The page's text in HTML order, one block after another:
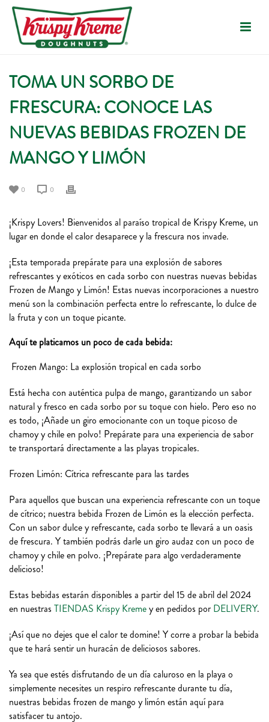
TOMA UN SORBO DE
FRESCURA: CONOCE LAS
NUEVAS BEBIDAS FROZEN DE
MANGO Y LIMÓN
0 0
¡Krispy Lovers! Bienvenidos al paraíso tropical de Krispy Kreme, un
lugar en donde el calor desaparece y la frescura nos invade.
¡Esta temporada prepárate para una explosión de sabores
refrescantes y exóticos en cada sorbo con nuestras nuevas bebidas
Frozen de Mango y Limón! Estas nuevas incorporaciones a nuestro
menú son la combinación perfecta entre lo refrescante, lo dulce de
la fruta y con un toque picante.
Aquí te platicamos un poco de cada bebida:
Frozen Mango: La explosión tropical en cada sorbo
Está hecha con auténtica pulpa de mango, garantizando un sabor
natural y fresco en cada sorbo por su toque con hielo. Pero eso no
es todo, ¡Añade un giro emocionante con un toque picoso de
chamoy y chile en polvo! Prepárate para una experiencia de sabor
te transportará directamente a las playas tropicales.
Frozen Limón: Cítrica refrescante para las tardes
Para aquellos que buscan una experiencia refrescante con un toque
de cítrico; nuestra bebida Frozen de Limón es la elección perfecta.
Con un sabor dulce y refrescante, cada sorbo te llevará a un oasis
de frescura. Y también podrás darle un giro audaz con un poco de
chamoy y chile en polvo. ¡Prepárate para algo verdaderamente
delicioso!
Estas bebidas estarán disponibles a partir del 15 de abril del 2024
en nuestras TIENDAS Krispy Kremey en pedidos por DELIVERY.
¡Así que no dejes que el calor te domine! Y corre a probar la bebida
que te hará sentir un huracán de deliciosos sabores.
Ya sea que estés disfrutando de un día caluroso en la playa o
simplemente necesites un respiro refrescante durante tu día,
nuestras bebidas frozen de mango y limón están aquí para
satisfacer tu antojo.